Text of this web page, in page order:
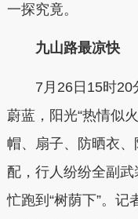
一探究竟。
九山路最凉快
7月26日15时20
蔚蓝，阳光“热情似
帽、扇子、防晒衣、
配，行人纷纷全副
忙跑到“树荫下”。